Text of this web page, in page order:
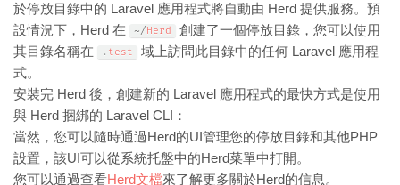
於停放目錄中的 Laravel 應用程式將自動由 Herd 提供服務。預
設情況下，Herd 在
~/Herd
創建了一個停放目錄，您可以使用
其目錄名稱在
. test
域上訪問此目錄中的任何 Laravel 應用程
式。
安裝完 Herd 後，創建新的 Laravel 應用程式的最快方式是使用
與 Herd 捆綁的 Laravel CLI：
當然，您可以隨時通過Herd的UI管理您的停放目錄和其他PHP
設置，該UI可以從系統托盤中的Herd菜單中打開。
您可以通過查看Herd文檔來了解更多關於Herd的信息。